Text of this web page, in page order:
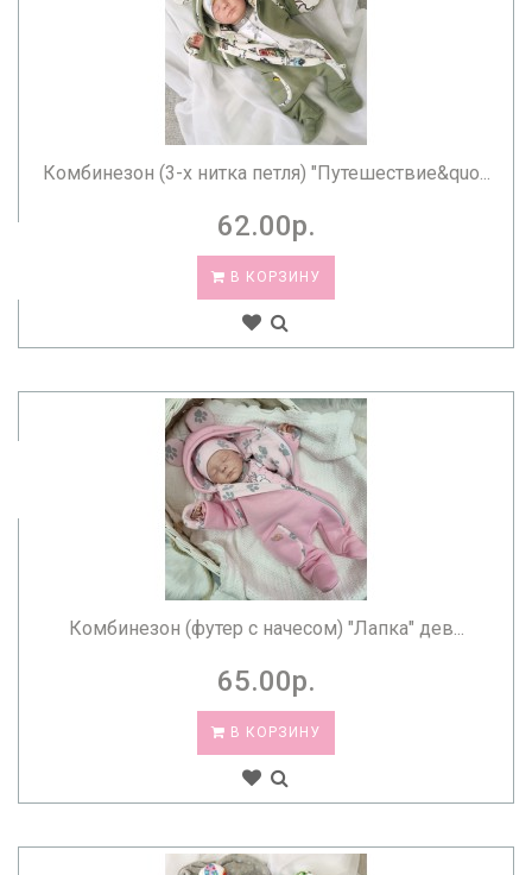
Комбинезон (3-х нитка петля) "Путешествие&quo...
62.00р.
В КОРЗИНУ
Комбинезон (футер с начесом) "Лапка" дев...
65.00р.
В КОРЗИНУ